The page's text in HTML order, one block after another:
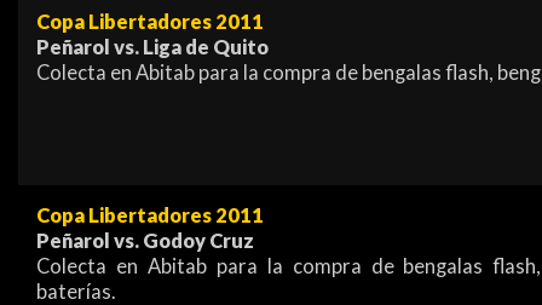
Copa Libertadores 2011
Peñarol vs. Liga de Quito
Colecta en Abitab para la compra de bengalas flash,
Copa Libertadores 2011
Peñarol vs. Godoy Cruz
Colecta en Abitab para la compra de bengalas
baterías.